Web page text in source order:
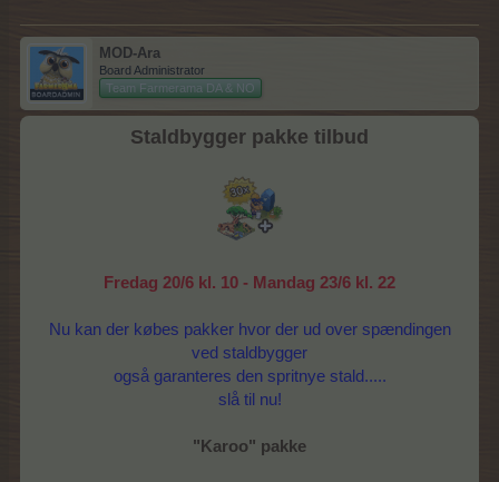
MOD-Ara
Board Administrator
Team Farmerama DA & NO
Staldbygger pakke tilbud
Fredag 20/6 kl. 10 - Mandag 23/6 kl. 22
Nu kan der købes pakker hvor der ud over spændingen
ved staldbygger
også garanteres den spritnye stald.....
slå til nu!
"Karoo" pakke